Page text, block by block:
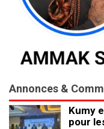
Annonces &
Kumy
pour